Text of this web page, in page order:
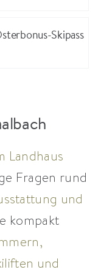
Skipass
Landhaus
Fragen rund
und
kompakt
und